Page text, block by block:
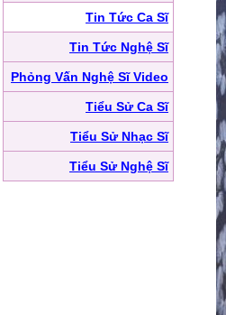
Tin Tức Ca Sĩ
Tin Tức Nghệ Sĩ
Phỏng Vấn Nghệ Sĩ Video
Tiểu Sử Ca Sĩ
Tiểu Sử Nhạc Sĩ
Tiểu Sử Nghệ Sĩ